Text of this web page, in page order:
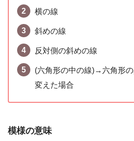
横の線
斜めの線
反対側の斜めの線
(六角形の中の線)→六角形
変えた場合
模様の意味